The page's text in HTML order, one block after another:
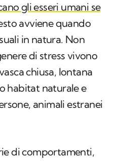
gli esseri umani se
avviene quando
in natura. Non
di stress vivono
chiusa, lontana
habitat naturale e
animali estranei
di comportamenti,